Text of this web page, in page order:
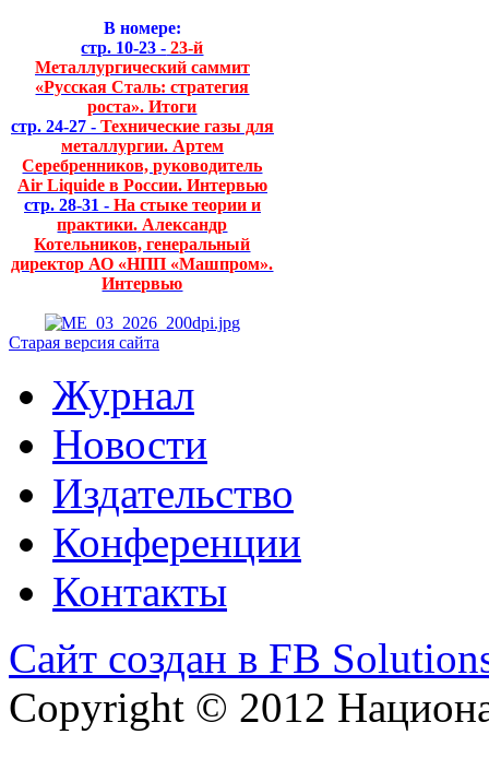
В номере:
стр. 10-23 - 23-й
Металлургический саммит
«Русская Сталь: стратегия
роста». Итоги
стр. 24-27 - Технические газы для
металлургии. Артем
Серебренников, руководитель
Air Liquide в России. Интервью
стр. 28-31 - На стыке теории и
практики. Александр
Котельников, генеральный
директор АО «НПП «Машпром».
Интервью
Старая версия сайта
Журнал
Новости
Издательство
Конференции
Контакты
Сайт создан в FB
Copyright © 2012